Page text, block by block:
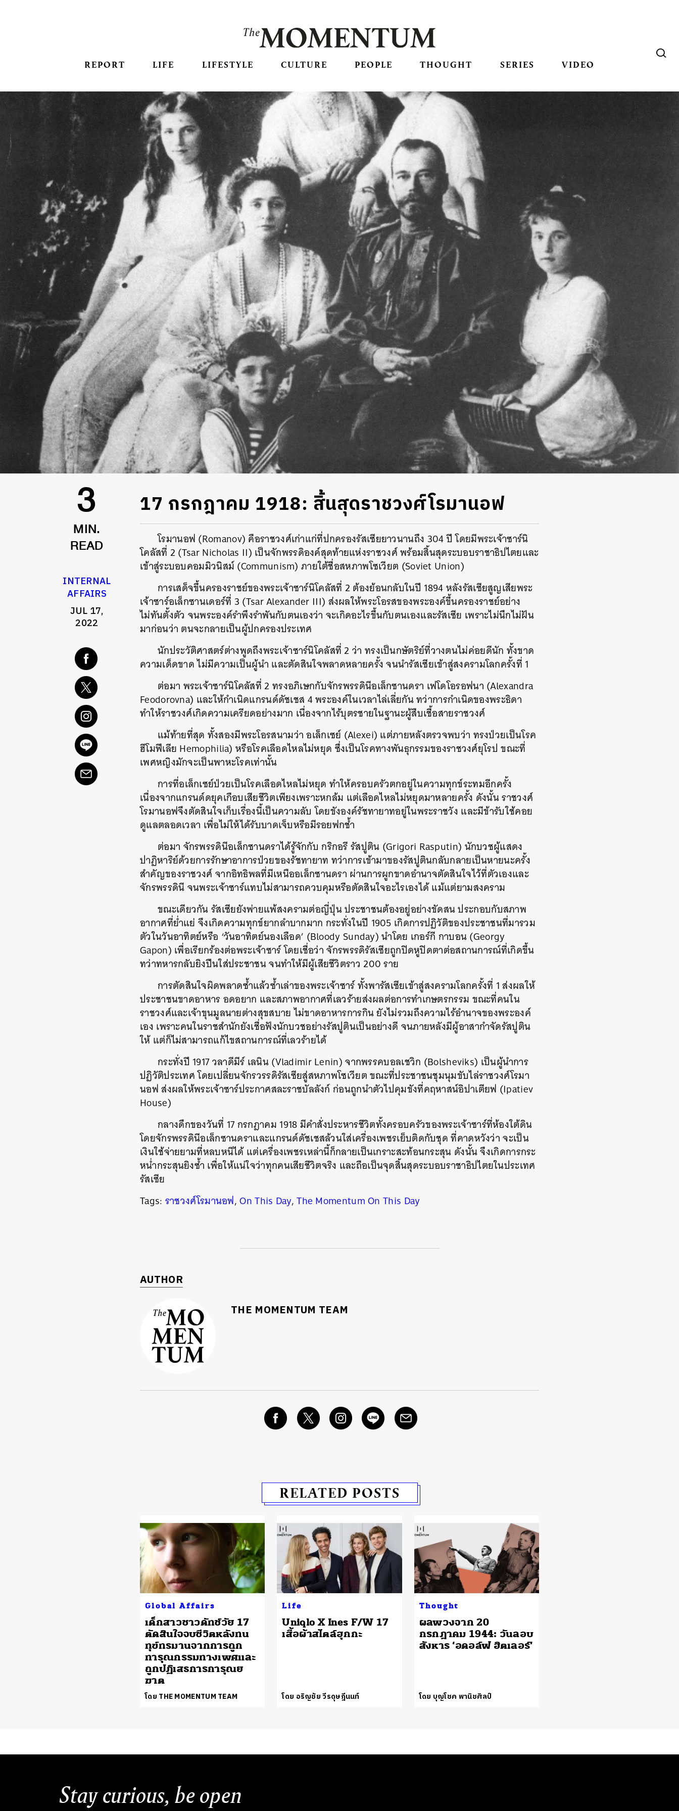
REPORT LIFE LIFESTYLE CULTURE PEOPLE THOUGHT SERIES VIDEO
3
MIN.
READ
INTERNAL
AFFAIRS
JUL 17,
2022
17 กรกฎาคม 1918: สิ้นสุดราชวงศ์โรมานอฟ
โรมานอฟ (Romanov) คือราชวงศ์เก่าแก่ที่ปกครองรัสเซียยาวนานถึง 304 ปี โดยมีพระเจ้าซาร์นิ
โคลัสที่ 2 (Tsar Nicholas II) เป็นจักพรรดิองค์สุดท้ายแห่งราชวงศ์ พร้อมสิ้นสุดระบอบราชาธิปไตยและ
เข้าสู่ระบอบคอมมิวนิสม์ (Communism) ภายใต้ชื่อสหภาพโซเวียต (Soviet Union)
การเสด็จขึ้นครองราชย์ของพระเจ้าซาร์นิโคลัสที่ 2 ต้องย้อนกลับในปี 1894 หลังรัสเซียสูญเสียพระ
เจ้าซาร์อเล็กซานเดอร์ที่ 3 (Tsar Alexander III) ส่งผลให้พระโอรสของพระองค์ขึ้นครองราชย์อย่าง
ไม่ทันตั้งตัว จนพระองค์รำพึงรำพันกับตนเองว่า จะเกิดอะไรขึ้นกับตนเองและรัสเซีย เพราะไม่นึกไม่ฝัน
มาก่อนว่า ตนจะกลายเป็นผู้ปกครองประเทศ
นักประวัติศาสตร์ต่างพูดถึงพระเจ้าซาร์นิโคลัสที่ 2 ว่า ทรงเป็นกษัตริย์ที่วางตนไม่ค่อยดีนัก ทั้งขาด
ความเด็ดขาด ไม่มีความเป็นผู้นำ และตัดสินใจพลาดหลายครั้ง จนนำรัสเซียเข้าสู่สงครามโลกครั้งที่ 1
ต่อมา พระเจ้าซาร์นิโคลัสที่ 2 ทรงอภิเษกกับจักรพรรดินีอเล็กซานดรา เฟโดโอรอฟนา (Alexandra
Feodorovna) และให้กำเนิดแกรนด์ดัชเชส 4 พระองค์ในเวลาไล่เลี่ยกัน ทว่าการกำเนิดของพระธิดา
ทำให้ราชวงศ์เกิดความเครียดอย่างมาก เนื่องจากไร้บุตรชายในฐานะผู้สืบเชื้อสายราชวงศ์
แม้ท้ายที่สุด ทั้งสองมีพระโอรสนามว่า อเล็กเซย์ (Alexei) แต่ภายหลังตรวจพบว่า ทรงป่วยเป็นโรค
ฮีโมฟีเลีย Hemophilia) หรือโรคเลือดไหลไม่หยุด ซึ่งเป็นโรคทางพันธุกรรมของราชวงศ์ยุโรป ขณะที่
เพศหญิงมักจะเป็นพาหะโรคเท่านั้น
การที่อเล็กเซย์ป่วยเป็นโรคเลือดไหลไม่หยุด ทำให้ครอบครัวตกอยู่ในความทุกข์ระทมอีกครั้ง
เนื่องจากแกรนด์ดยุคเกือบเสียชีวิตเพียงเพราะหกล้ม แต่เลือดไหลไม่หยุดมาหลายครั้ง ดังนั้น ราชวงศ์
โรมานอฟจึงตัดสินใจเก็บเรื่องนี้เป็นความลับ โดยขังองค์รัชทายาทอยู่ในพระราชวัง และมีข้ารับใช้คอย
ดูแลตลอดเวลา เพื่อไม่ให้ได้รับบาดเจ็บหรือมีรอยฟกช้ำ
ต่อมา จักรพรรดินีอเล็กซานดราได้รู้จักกับ กริกอรี รัสปูติน (Grigori Rasputin) นักบวชผู้แสดง
ปาฏิหาริย์ด้วยการรักษาอาการป่วยของรัชทายาท ทว่าการเข้ามาของรัสปูตินกลับกลายเป็นหายนะครั้ง
สำคัญของราชวงศ์ จากอิทธิพลที่มีเหนืออเล็กซานดรา ผ่านการผูกขาดอำนาจตัดสินใจไว้ที่ตัวเองและ
จักรพรรดินี จนพระเจ้าซาร์แทบไม่สามารถควบคุมหรือตัดสินใจอะไรเองได้ แม้แต่ยามสงคราม
ขณะเดียวกัน รัสเซียยังพ่ายแพ้สงครามต่อญี่ปุ่น ประชาชนต้องอยู่อย่างขัดสน ประกอบกับสภาพ
อากาศที่ย่ำแย่ จึงเกิดความทุกข์ยากลำบากมาก กระทั่งในปี 1905 เกิดการปฏิวัติของประชาชนที่มารวม
ตัวในวันอาทิตย์หรือ ‘วันอาทิตย์นองเลือด’ (Bloody Sunday) นำโดย เกอร์กี กาบอน (Georgy
Gapon) เพื่อเรียกร้องต่อพระเจ้าซาร์ โดยเชื่อว่า จักรพรรดิรัสเซียถูกปิดหูปิดตาต่อสถานการณ์ที่เกิดขึ้น
ทว่าทหารกลับยิงปืนใส่ประชาชน จนทำให้มีผู้เสียชีวิตราว 200 ราย
การตัดสินใจผิดพลาดซ้ำแล้วซ้ำเล่าของพระเจ้าซาร์ ทั้งพารัสเซียเข้าสู่สงครามโลกครั้งที่ 1 ส่งผลให้
ประชาชนขาดอาหาร อดอยาก และสภาพอากาศที่เลวร้ายส่งผลต่อการทำเกษตรกรรม ขณะที่คนใน
ราชวงศ์และเจ้าขุนมูลนายต่างสุขสบาย ไม่ขาดอาหารการกิน ยังไม่รวมถึงความไร้อำนาจของพระองค์
เอง เพราะคนในราชสำนักยังเชื่อฟังนักบวชอย่างรัสปูตินเป็นอย่างดี จนภายหลังมีผู้อาสากำจัดรัสปูติน
ให้ แต่ก็ไม่สามารถแก้ไขสถานการณ์ที่เลวร้ายได้
กระทั่งปี 1917 วลาดีมีร์ เลนิน (Vladimir Lenin) จากพรรคบอลเชวิก (Bolsheviks) เป็นผู้นำการ
ปฏิวัติประเทศ โดยเปลี่ยนจักรวรรดิรัสเซียสู่สหภาพโซเวียต ขณะที่ประชาชนชุมนุมขับไล่ราชวงศ์โรมา
นอฟ ส่งผลให้พระเจ้าซาร์ประกาศสละราชบัลลังก์ ก่อนถูกนำตัวไปคุมขังที่คฤหาสน์อิปาเตียฟ (Ipatiev
House)
กลางดึกของวันที่ 17 กรกฎาคม 1918 มีคำสั่งประหารชีวิตทั้งครอบครัวของพระเจ้าซาร์ที่ห้องใต้ดิน
โดยจักรพรรดินีอเล็กซานดราและแกรนด์ดัชเชสล้วนใส่เครื่องเพชรเย็บติดกับชุด ที่คาดหวังว่า จะเป็น
เงินใช้จ่ายยามที่หลบหนีได้ แต่เครื่องเพชรเหล่านี้ก็กลายเป็นเกราะสะท้อนกระสุน ดังนั้น จึงเกิดการกระ
หน่ำกระสุนยิงซ้ำ เพื่อให้แน่ใจว่าทุกคนเสียชีวิตจริง และถือเป็นจุดสิ้นสุดระบอบราชาธิปไตยในประเทศ
รัสเซีย
Tags: ราชวงศ์โรมานอฟ,On This Day,The Momentum On This Day
AUTHOR
THE MOMENTUM TEAM
RELATED POSTS
Global Affairs
เด็กสาวชาวดัทช์วัย 17
ตัดสินใจจบชีวิตหลังทน
ทุข์ทรมานจากการถูก
ทารุณกรรมทางเพศและ
ถูกปฏิเสธการการุณย
ฆาต
โดย THE MOMENTUM TEAM
Life
​Uniqlo X Ines F/W 17
เสื้อผ้าสไตล์ฮุกกะ
โดย อริญชัย วีรดุษฎีนนท์
Thought
ผลพวงจาก 20
กรกฎาคม 1944: วันลอบ
สังหาร ‘อดอล์ฟ ฮิตเลอร์’
โดย บุญโชค พานิชศิลป์
Stay curious, be open
ค้นหา
SHARE TWEET LINE EMAIL